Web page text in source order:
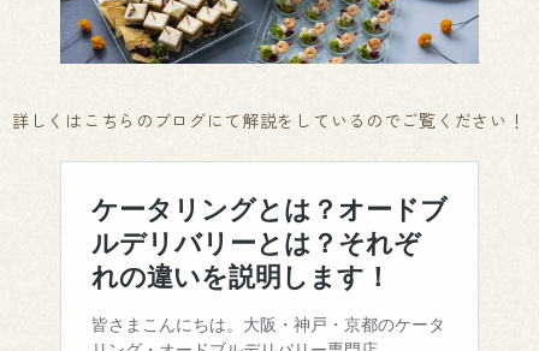
詳しくはこちらのブログにて解説をしているのでご覧ください！